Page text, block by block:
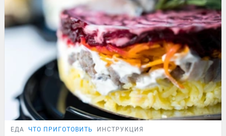
ЕДА ЧТО ПРИГОТОВИТЬ ИНСТРУКЦИЯ